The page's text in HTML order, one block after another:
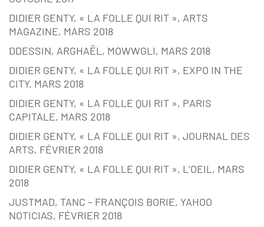
DIDIER GENTY, « LA FOLLE QUI RIT », ARTS
MAGAZINE, MARS 2018
DDESSIN, ARGHAËL, MOWWGLI, MARS 2018
DIDIER GENTY, « LA FOLLE QUI RIT », EXPO IN THE
CITY, MARS 2018
DIDIER GENTY, « LA FOLLE QUI RIT », PARIS
CAPITALE, MARS 2018
DIDIER GENTY, « LA FOLLE QUI RIT », JOURNAL DES
ARTS, FÉVRIER 2018
DIDIER GENTY, « LA FOLLE QUI RIT », L’OEIL, MARS
2018
JUSTMAD, TANC – FRANÇOIS BORIE, YAHOO
NOTICIAS, FÉVRIER 2018